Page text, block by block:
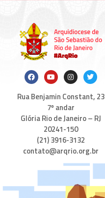
Rua Benjamin Constant, 23
7º andar
Glória Rio de Janeiro – RJ
20241-150
(21) 3916-3132
contato@arqrio.org.br